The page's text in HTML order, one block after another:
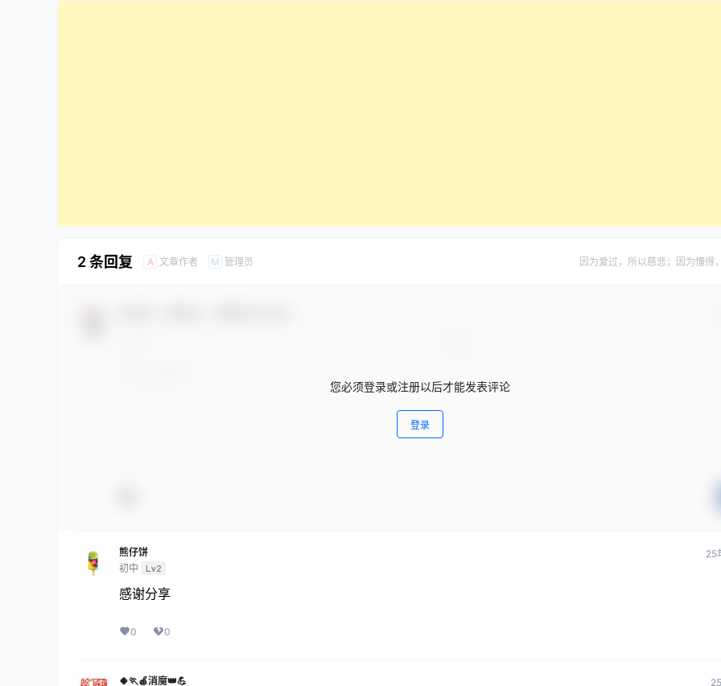
2 条回复 A 文章作者 M 管理员 因为爱过，所以慈悲；因为懂得
您必须登录或注册以后才能发表评论
登录
熊仔饼
初中
Lv2
25
感谢分享
0 0
🍀🏃🍎消魔👑💪